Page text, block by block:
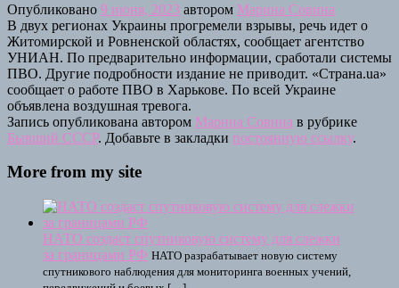
Опубликовано 9 июня, 2023 автором Марина Совина
В двух регионах Украины прогремели взрывы, речь идет о
Житомирской и Ровненской областях, сообщает агентство
УНИАН. По предварительно информации, сработали системы
ПВО. Другие подробности издание не приводит. «Страна.ua»
сообщает о работе ПВО в Харькове. По всей Украине
объявлена воздушная тревога.
Запись опубликована автором Марина Совина в рубрике
Бывший СССР. Добавьте в закладки постоянную ссылку.
More from my site
НАТО создаст спутниковую систему для слежки
за границами РФ НАТО разрабатывает новую систему
спутникового наблюдения для мониторинга военных учений,